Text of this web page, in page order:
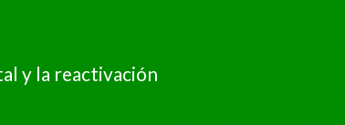
y la reactivación